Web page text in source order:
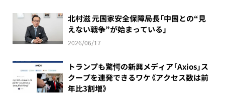
北村滋 元国家安全保障局長「中国との“見
えない戦争”が始まっている」
2026/06/17
トランプも驚愕の新興メディア「Axios」ス
クープを連発できるワケ《アクセス数は前
年比3割増》